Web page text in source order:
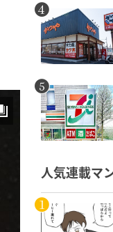
人気連載マ